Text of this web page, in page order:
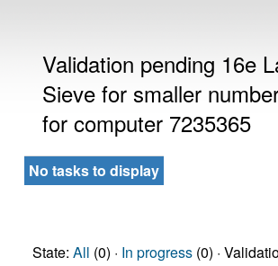
Validation pending 16e
Sieve for smaller
for computer 7235365
No tasks to display
State: All (0) · In progress(0) ·